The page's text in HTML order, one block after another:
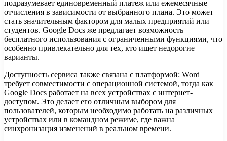
подразумевает единовременный платеж или ежемесячные
отчисления в зависимости от выбранного плана. Это может
стать значительным фактором для малых предприятий или
студентов. Google Docs же предлагает возможность
бесплатного использования с ограниченными функциями, что
особенно привлекательно для тех, кто ищет недорогие
варианты.
Доступность сервиса также связана с платформой: Word
требует совместимости с операционной системой, тогда как
Google Docs работает на всех устройствах с интернет-
доступом. Это делает его отличным выбором для
пользователей, которым необходимо работать на различных
устройствах или в командном режиме, где важна
синхронизация изменений в реальном времени.